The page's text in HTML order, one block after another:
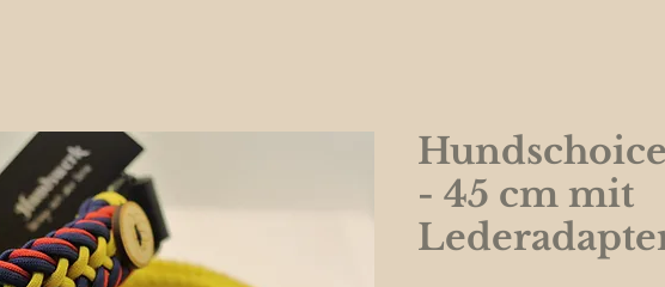
- 45 cm mit